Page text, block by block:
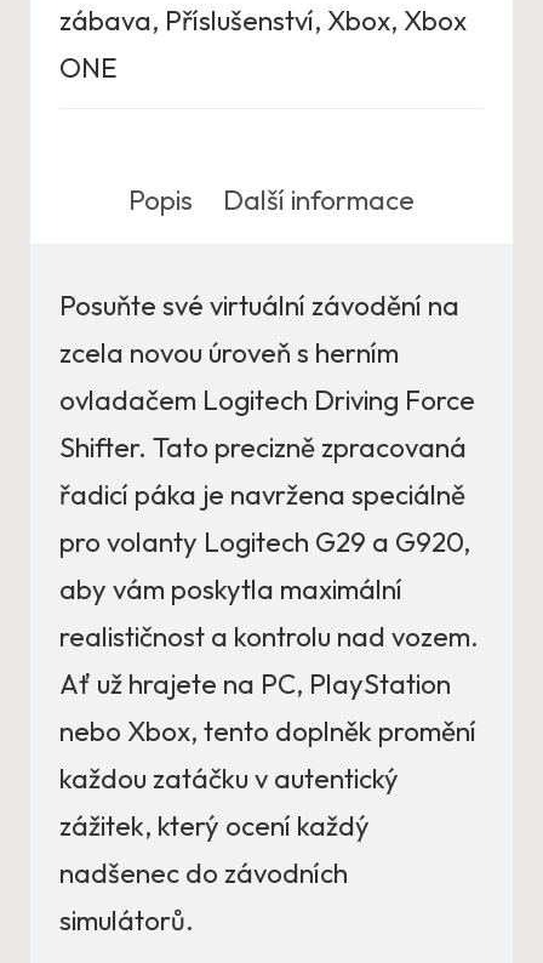
zábava, Příslušenství, Xbox, Xbox
ONE
Popis Další informace
Posuňte své virtuální závodění na
zcela novou úroveň s herním
ovladačem Logitech Driving Force
Shifter. Tato precizně zpracovaná
řadicí páka je navržena speciálně
pro volanty Logitech G29 a G920,
aby vám poskytla maximální
realističnost a kontrolu nad vozem.
Ať už hrajete na PC, PlayStation
nebo Xbox, tento doplněk promění
každou zatáčku v autentický
zážitek, který ocení každý
nadšenec do závodních
simulátorů.